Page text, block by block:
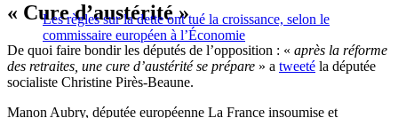
Les règles sur la dette ont tué la croissance, selon le
commissaire européen à l’Économie
« Cure d’austérité »
De quoi faire bondir les députés de l’opposition : « après la réforme
des retraites, une cure d’austérité se prépare » a tweeté la députée
socialiste Christine Pirès-Beaune.
Manon Aubry, députée européenne La France insoumise et